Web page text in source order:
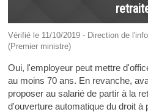
Vérifié le 11/10/2019 - Direction de
(Premier ministre)
Oui, l'employeur peut mettre
au moins 70 ans. En revanche,
proposer au salarié de partir à la
d'ouverture automatique du droit à